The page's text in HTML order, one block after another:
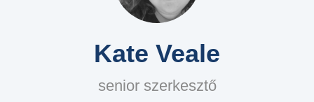
Kate Veale
senior szerkesztő